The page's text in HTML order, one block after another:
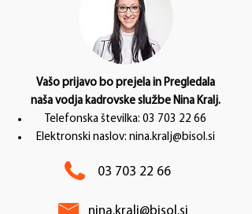
Vašo prijavo bo prejela in Pregledala
naša vodja kadrovske službe Nina Kralj.
Telefonska številka: 03 703 22 66
Elektronski naslov: nina.kralj@bisol.si
03 703 22 66
nina.kralj@bisol.si